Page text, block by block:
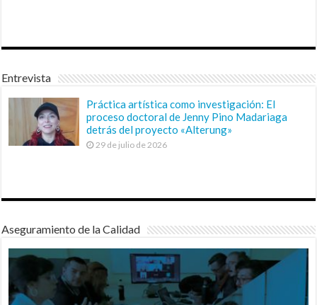
Entrevista
Práctica artística como investigación: El
proceso doctoral de Jenny Pino Madariaga
detrás del proyecto «Alterung»
29 de julio de 2026
Aseguramiento de la Calidad